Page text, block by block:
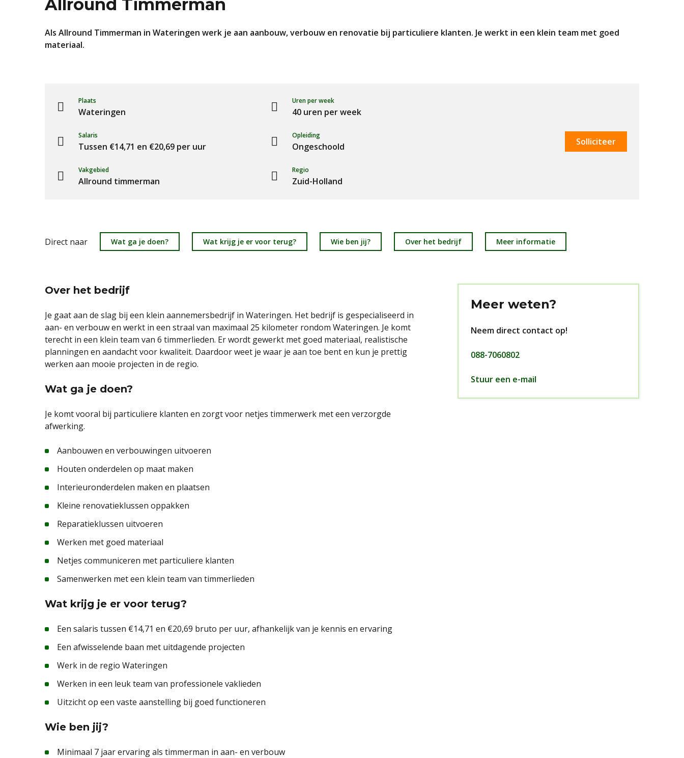
Allround Timmerman
Als Allround Timmerman in Wateringen werk je aan aanbouw, verbouw en renovatie bij particuliere klanten. Je werkt in een klein team met goed
materiaal.
Plaats
Wateringen
Uren per week
40 uren per week
Salaris
Tussen €14,71 en €20,69 per uur
Opleiding
Ongeschoold
Vakgebied
Allround timmerman
Regio
Zuid-Holland
Solliciteer
Direct naar Wat ga je doen? Wat krijg je er voor terug? Wie ben jij? Over het bedrijf Meer informatie
Over het bedrijf
Je gaat aan de slag bij een klein aannemersbedrijf in Wateringen. Het bedrijf is gespecialiseerd in
aan- en verbouw en werkt in een straal van maximaal 25 kilometer rondom Wateringen. Je komt
terecht in een klein team van 6 timmerlieden. Er wordt gewerkt met goed materiaal, realistische
planningen en aandacht voor kwaliteit. Daardoor weet je waar je aan toe bent en kun je prettig
werken aan mooie projecten in de regio.
Wat ga je doen?
Je komt vooral bij particuliere klanten en zorgt voor netjes timmerwerk met een verzorgde
afwerking.
Aanbouwen en verbouwingen uitvoeren
Houten onderdelen op maat maken
Interieuronderdelen maken en plaatsen
Kleine renovatieklussen oppakken
Reparatieklussen uitvoeren
Werken met goed materiaal
Netjes communiceren met particuliere klanten
Samenwerken met een klein team van timmerlieden
Wat krijg je er voor terug?
Een salaris tussen €14,71 en €20,69 bruto per uur, afhankelijk van je kennis en ervaring
Een afwisselende baan met uitdagende projecten
Werk in de regio Wateringen
Werken in een leuk team van professionele vaklieden
Uitzicht op een vaste aanstelling bij goed functioneren
Wie ben jij?
Minimaal 7 jaar ervaring als timmerman in aan- en verbouw
Meer weten?
Neem direct contact op!
088-7060802
Stuur een e-mail